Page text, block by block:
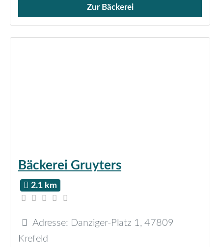
Verkauf von Brötchen,
Zur Bäckerei
Bäckerei Gruyters
2.1 km
Adresse: Danziger-Platz 1, 47809
Krefeld